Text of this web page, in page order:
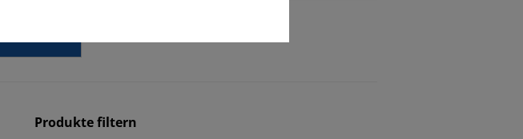
Produkte filtern